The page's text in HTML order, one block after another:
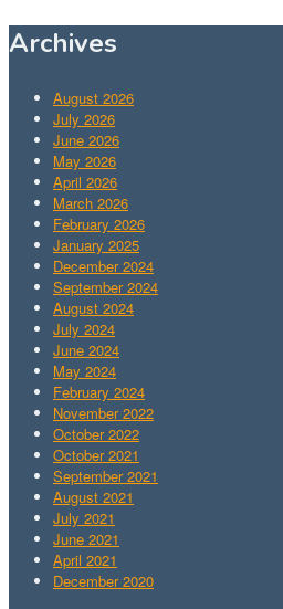
Archives
August 2026
July 2026
June 2026
May 2026
April 2026
March 2026
February 2026
January 2025
December 2024
September 2024
August 2024
July 2024
June 2024
May 2024
February 2024
November 2022
October 2022
October 2021
September 2021
August 2021
July 2021
June 2021
April 2021
December 2020